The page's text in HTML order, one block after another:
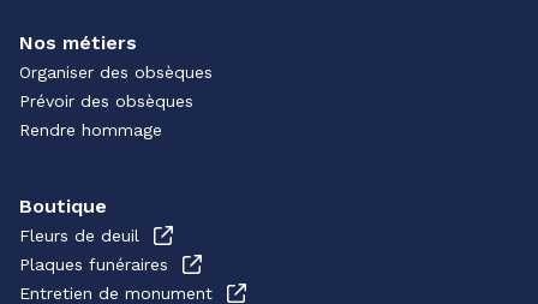
Nos métiers
Organiser des obsèques
Prévoir des obsèques
Rendre hommage
Boutique
Fleurs de deuil
Plaques funéraires
Entretien de monument